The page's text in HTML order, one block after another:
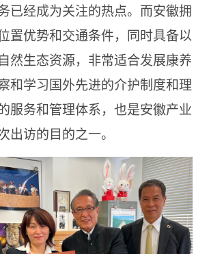
已经成为关注的热点。而安徽拥
置优势和交通条件，同时具备以
然生态资源，非常适合发展康养
和学习国外先进的介护制度和理
服务和管理体系，也是安徽产业
出访的目的之一。